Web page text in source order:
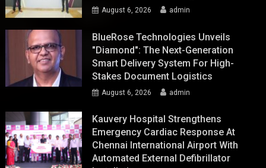
August 6, 2026 admin
BlueRose Technologies Unveils
"Diamond": The Next-Generation
Smart Delivery System For High-
Stakes Document Logistics
August 6, 2026 admin
Kauvery Hospital Strengthens
Emergency Cardiac Response At
Chennai International Airport With
Automated External Defibrillator